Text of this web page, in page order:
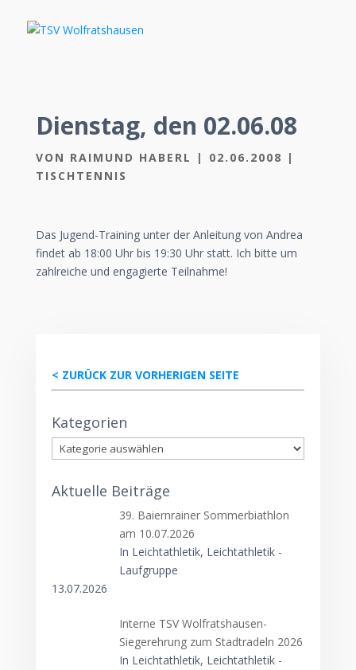
Dienstag, den 02.06.08
VON RAIMUND HABERL | 02.06.2008 |
TISCHTENNIS
Das Jugend-Training unter der Anleitung von Andrea
findet ab 18:00 Uhr bis 19:30 Uhr statt. Ich bitte um
zahlreiche und engagierte Teilnahme!
< ZURÜCK ZUR VORHERIGEN SEITE
Kategorien
Kategorien
Aktuelle Beiträge
39. Baiernrainer Sommerbiathlon
am 10.07.2026
In Leichtathletik, Leichtathletik -
Laufgruppe
13.07.2026
Interne TSV Wolfratshausen-
Siegerehrung zum Stadtradeln 2026
In Leichtathletik, Leichtathletik -